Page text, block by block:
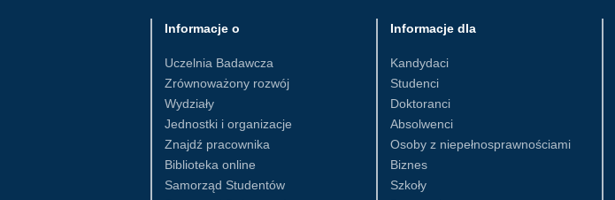
Informacje o
Uczelnia Badawcza
Zrównoważony rozwój
Wydziały
Jednostki i organizacje
Znajdź pracownika
Biblioteka online
Samorząd Studentów
Informacje dla
Kandydaci
Studenci
Doktoranci
Absolwenci
Osoby z niepełnosprawnościami
Biznes
Szkoły